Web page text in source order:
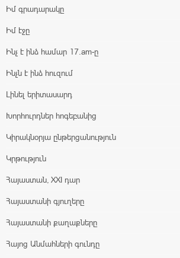
Իմ գրադարակը
Իմ էջը
Ինչ է ինձ համար 17.am-ը
Ինչն է ինձ հուզում
Լինել երիտասարդ
Խորհուրդներ հոգեբանից
Կիրակնօրյա ընթերցանություն
Կրթություն
Հայաստան, XXI դար
Հայաստանի գյուղերը
Հայաստանի քաղաքները
Հայոց Անմահների գունդը